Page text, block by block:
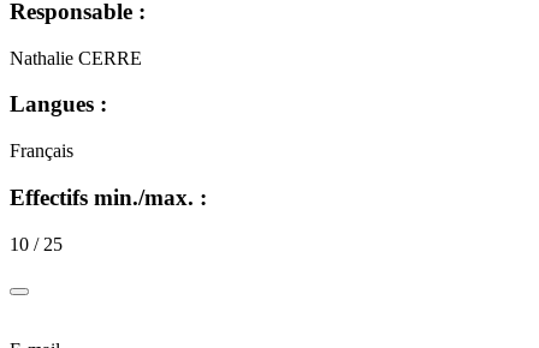
Responsable :
Nathalie CERRE
Langues :
Français
Effectifs min./max. :
10 / 25